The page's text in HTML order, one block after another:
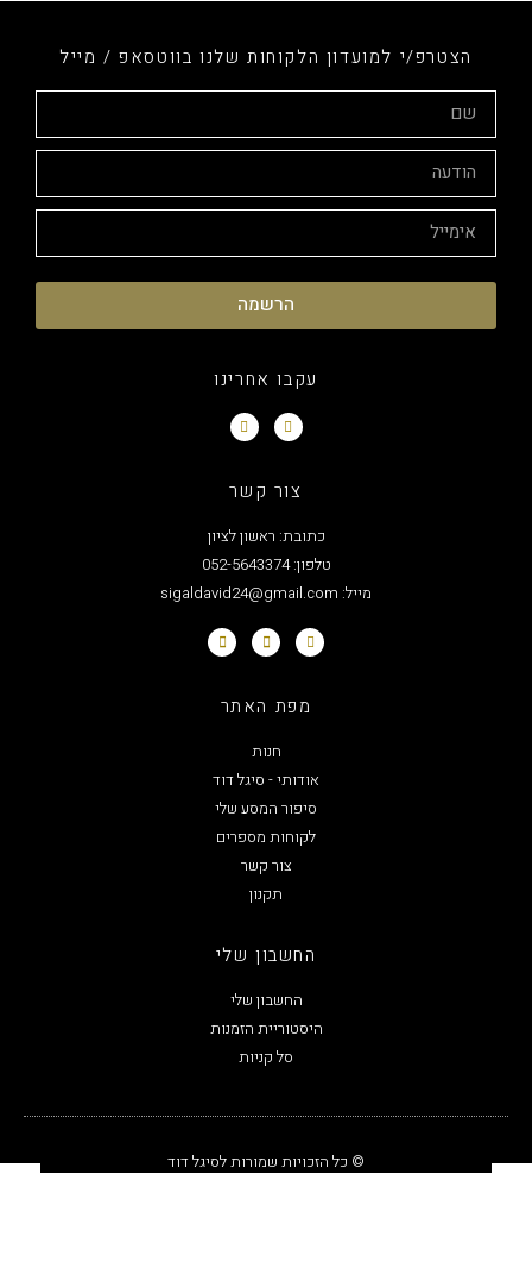
הצטרפ/י למועדון הלקוחות שלנו בווטסאפ / מייל
הרשמה
עקבו אחרינו
צור קשר
כתובת: ראשון לציון
טלפון: 052-5643374
מפת האתר
אודותי - סיגל דוד
סיפור המסע שלי
לקוחות מספרים
צור קשר
החשבון שלי
החשבון שלי
היסטוריית הזמנות
סל קניות
© כל הזכויות שמורות לסיגל דוד